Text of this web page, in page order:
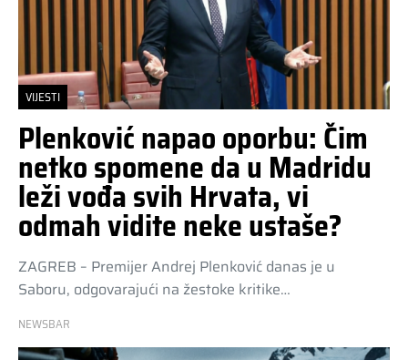
VIJESTI
Plenković napao oporbu: Čim
netko spomene da u Madridu
leži vođa svih Hrvata, vi
odmah vidite neke ustaše?
ZAGREB – Premijer Andrej Plenković danas je u
Saboru, odgovarajući na žestoke kritike…
NEWSBAR